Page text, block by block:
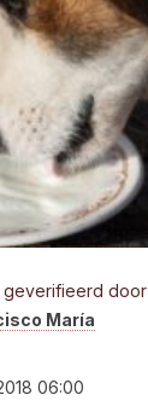
geverifieerd door
María
06:00